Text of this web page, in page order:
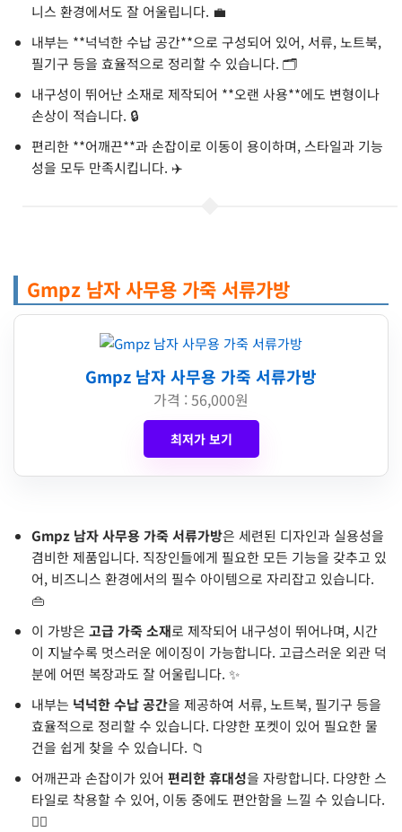
니스 환경에서도 잘 어울립니다. 💼
내부는 **넉넉한 수납 공간**으로 구성되어 있어, 서류, 노트북,
필기구 등을 효율적으로 정리할 수 있습니다. 🗂️
내구성이 뛰어난 소재로 제작되어 **오랜 사용**에도 변형이나
손상이 적습니다. 🔒
편리한 **어깨끈**과 손잡이로 이동이 용이하며, 스타일과 기능
성을 모두 만족시킵니다. ✈️
Gmpz 남자 사무용 가죽 서류가방
Gmpz 남자 사무용 가죽 서류가방
가격 : 56,000원
최저가 보기
Gmpz 남자 사무용 가죽 서류가방은 세련된 디자인과 실용성을
겸비한 제품입니다. 직장인들에게 필요한 모든 기능을 갖추고 있
어, 비즈니스 환경에서의 필수 아이템으로 자리잡고 있습니다.
👜
이 가방은 고급 가죽 소재로 제작되어 내구성이 뛰어나며, 시간
이 지날수록 멋스러운 에이징이 가능합니다. 고급스러운 외관 덕
분에 어떤 복장과도 잘 어울립니다. ✨
내부는 넉넉한 수납 공간을 제공하여 서류, 노트북, 필기구 등을
효율적으로 정리할 수 있습니다. 다양한 포켓이 있어 필요한 물
건을 쉽게 찾을 수 있습니다. 📁
어깨끈과 손잡이가 있어 편리한 휴대성을 자랑합니다. 다양한 스
타일로 착용할 수 있어, 이동 중에도 편안함을 느낄 수 있습니다.
🚶‍♂️